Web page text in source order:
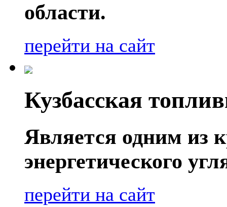
области.
перейти на сайт
Кузбасская
Является одним из
энергетического
перейти на сайт